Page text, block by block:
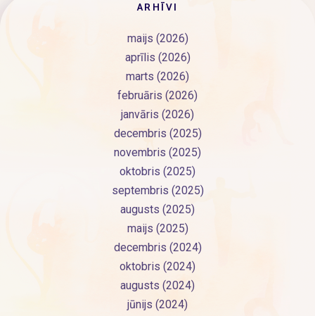
ARHĪVI
maijs (2026)
aprīlis (2026)
marts (2026)
februāris (2026)
janvāris (2026)
decembris (2025)
novembris (2025)
oktobris (2025)
septembris (2025)
augusts (2025)
maijs (2025)
decembris (2024)
oktobris (2024)
augusts (2024)
jūnijs (2024)